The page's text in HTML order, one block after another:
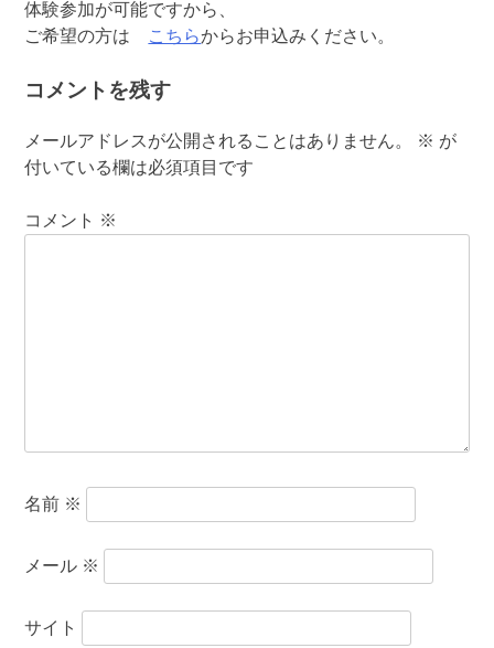
体験参加が可能ですから、
ご希望の方は
こちらからお申込みください。
コメントを残す
メールアドレスが公開されることはありません。 ※ が
付いている欄は必須項目です
コメント ※
名前 ※
メール ※
サイト